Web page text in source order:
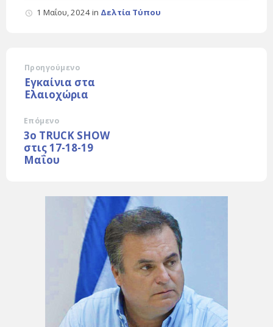
1 Μαΐου, 2024in Δελτία Τύπου
Προηγούμενο
Εγκαίνια στα
Ελαιοχώρια
Επόμενο
3ο TRUCK SHOW
στις 17-18-19
Μαΐου